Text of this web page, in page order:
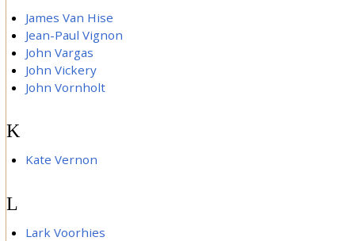
James Van Hise
Jean-Paul Vignon
John Vargas
John Vickery
John Vornholt
K
Kate Vernon
L
Lark Voorhies